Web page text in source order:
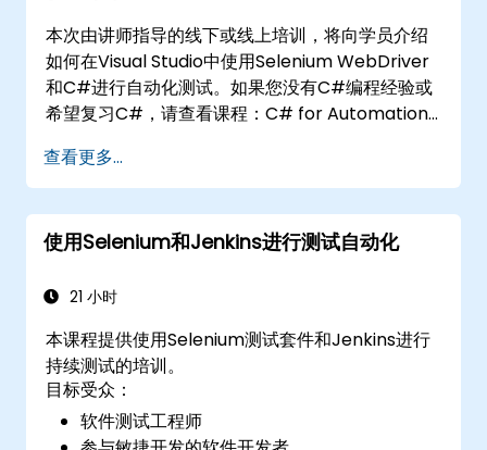
本次由讲师指导的线下或线上培训，将向学员介绍
如何在Visual Studio中使用Selenium WebDriver
和C#进行自动化测试。如果您没有C#编程经验或
希望复习C#，请查看课程：C# for Automation
查看更多...
使用Selenium和Jenkins进行测试自动化
21 小时
本课程提供使用Selenium测试套件和Jenkins进行
持续测试的培训。
目标受众：
软件测试工程师